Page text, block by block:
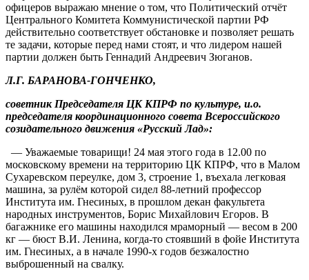
офицеров выражаю мнение о том, что Политический отчёт
Центрального Комитета Коммунистической партии РФ
действительно соответствует обстановке и позволяет решать
те задачи, которые перед нами стоят, и что лидером нашей
партии должен быть Геннадий Андреевич Зюганов.
Л.Г. БАРАНОВА-ГОНЧЕНКО,
советник Председателя ЦК КПРФ по культуре, и.о.
председателя координационного совета Всероссийского
созидательного движения «Русский Лад»:
— Уважаемые товарищи! 24 мая этого года в 12.00 по
московскому времени на территорию ЦК КПРФ, что в Малом
Сухаревском переулке, дом 3, строение 1, въехала легковая
машина, за рулём которой сидел 88-летний профессор
Института им. Гнесиных, в прошлом декан факультета
народных инструментов, Борис Михайлович Егоров. В
багажнике его машины находился мраморный — весом в 200
кг — бюст В.И. Ленина, когда-то стоявший в фойе Института
им. Гнесиных, а в начале 1990-х годов безжалостно
выброшенный на свалку.